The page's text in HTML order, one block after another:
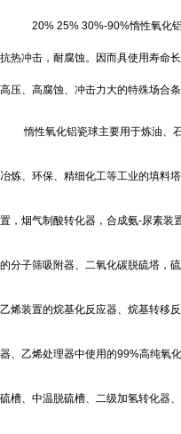
20% 25% 30%-90%惰性氧化
抗热冲击，耐腐蚀。因而具使用寿命
高压、高腐蚀、冲击力大的特殊场合条
惰性氧化铝瓷球主要用于炼油、
冶炼、环保、精细化工等工业的填料
置，烟气制酸转化器，合成氨-尿素装
的分子筛吸附器、二氧化碳脱硫塔，
乙烯装置的烷基化反应器、烷基转移
器、乙烯处理器中使用的99%高纯氧
硫槽、中温脱硫槽、二级加氢转化器